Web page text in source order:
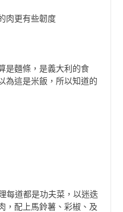
肉更有些韌度
是麵條，是義大利的食
為這是米飯，所以知道的
每道都是功夫菜，以迷迭
，配上馬鈴薯、彩椒、及